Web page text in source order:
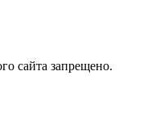
сайта запрещено.